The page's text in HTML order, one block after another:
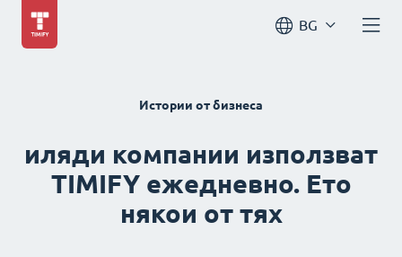
BG
Истории от бизнеса
иляди компании използват
TIMIFY ежедневно. Ето
някои от тях